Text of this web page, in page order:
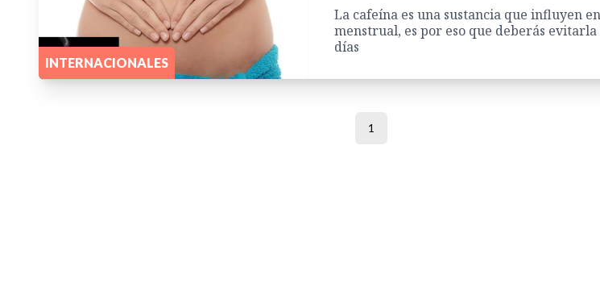
INTERNACIONALES
La cafeína es una sustancia que influyen
menstrual, es por eso que deberás evitarla
días
1